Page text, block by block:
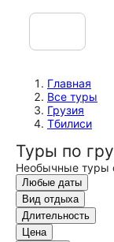
Главная
Все туры
Грузия
Тбилиси
Туры по
Необычные туры
Любые даты
Вид отдыха
Длительность
Цена